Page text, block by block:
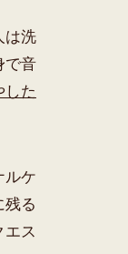
は洗
で音
した
ルケ
残る
エス